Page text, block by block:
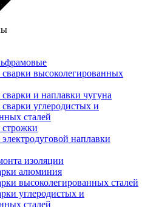
высоколегированных
и наплавки чугуна
углеродистых и
сталей
наплавки
изоляции
алюминия
высоколегированных сталей
углеродистых и
сталей